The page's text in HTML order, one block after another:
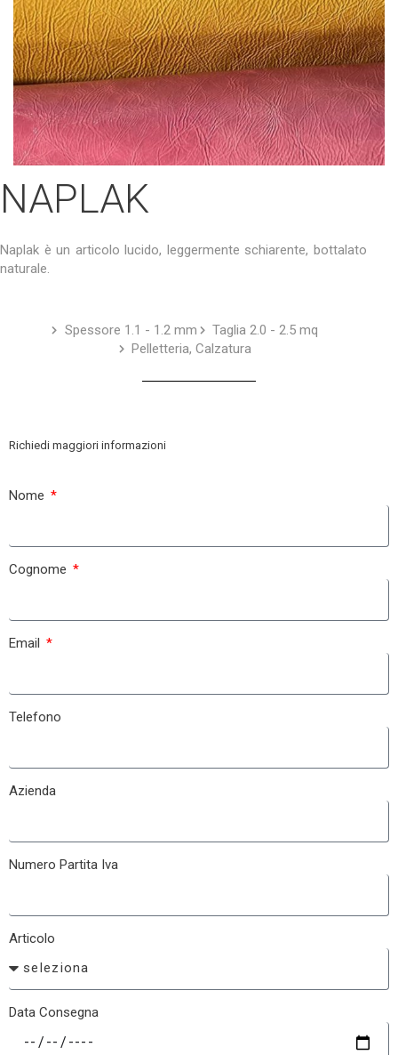
NAPLAK
Naplak è un articolo lucido, leggermente schiarente, bottalato
naturale.
Spessore 1.1 - 1.2 mm
Taglia 2.0 - 2.5 mq
Pelletteria, Calzatura
Richiedi maggiori informazioni
Nome
Cognome
Email
Telefono
Azienda
Numero Partita Iva
Articolo
Data Consegna